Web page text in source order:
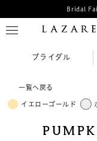
Bridal
ブライダル
一覧へ戻る
イエローゴールド